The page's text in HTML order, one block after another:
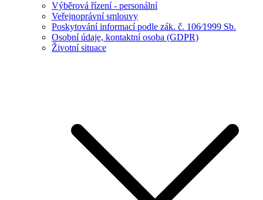
Výběrová řízení - personální
Veřejnoprávní smlouvy
Poskytování informací podle zák. č. 106⁄1999 Sb.
Osobní údaje, kontaktní osoba (GDPR)
Životní situace